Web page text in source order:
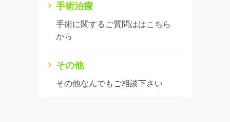
手術治療
手術に関するご質問ははこちら
から
その他
その他なんでもご相談下さい